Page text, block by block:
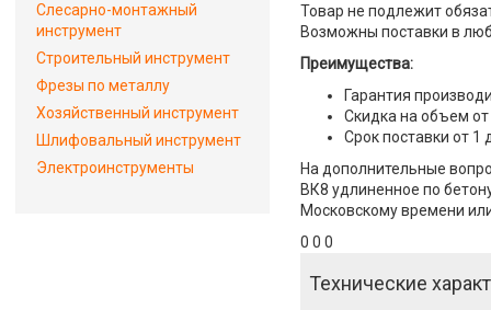
Товар не подлежит
Возможны поставки в
Преимущества:
Гарантия
Скидка на объем от
Срок поставки от 1
На дополнительные
ВК8 удлиненное по
Московскому времени
0 0 0
Технические
Слесарно-монтажный
инструмент
Строительный инструмент
Фрезы по металлу
Хозяйственный инструмент
Шлифовальный инструмент
Электроинструменты